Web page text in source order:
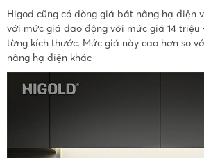
Higod cũng có dòng giá bát nâng hạ điện
với mức giá dao động với mức giá 14 triệu
từng kích thước. Mức giá này cao hơn so
nâng hạ điện khác